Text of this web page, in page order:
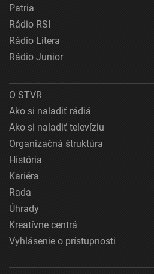
Patria
Rádio RSI
Rádio Litera
Rádio Junior
O STVR
Ako si naladiť rádiá
Ako si naladiť televíziu
Organizačná štruktúra
História
Kariéra
Rada
Úhrady
Kreatívne centrá
Vyhlásenie o prístupnosti